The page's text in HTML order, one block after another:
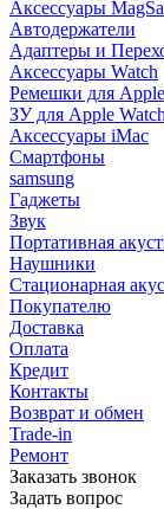
Аксессуары
Автодержатели
Адаптеры и
Аксессуары Watch
Ремешки для
ЗУ для Apple Watch
Аксессуары iMac
Смартфоны
samsung
Гаджеты
Звук
Портативная
Наушники
Стационарная
Покупателю
Доставка
Оплата
Кредит
Контакты
Возврат и обмен
Trade-in
Ремонт
Заказать звонок
Задать вопрос